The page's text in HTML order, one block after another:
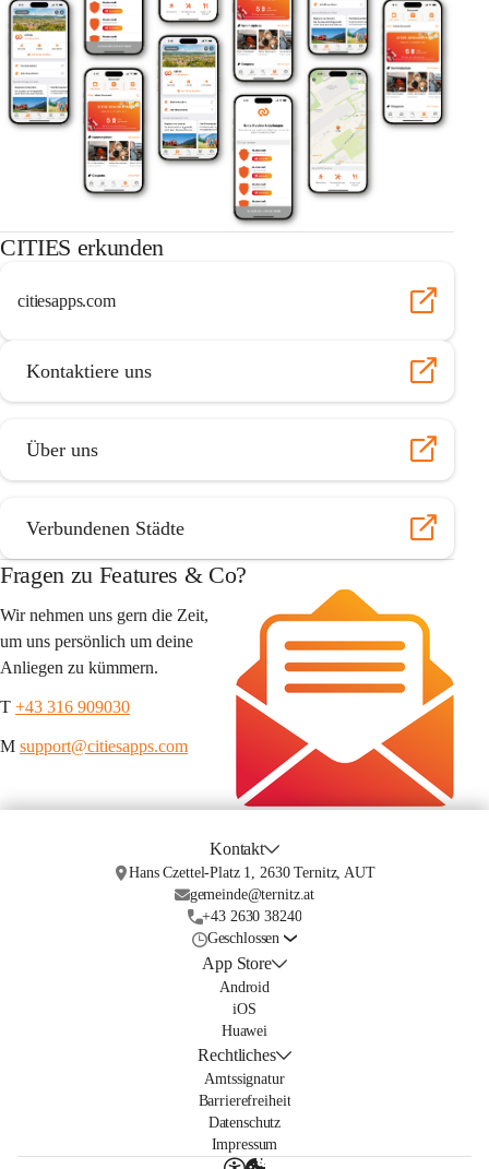
CITIES erkunden
citiesapps.com
Kontaktiere uns
Über uns
Verbundenen Städte
Fragen zu Features & Co?
Wir nehmen uns gern die Zeit,
um uns persönlich um deine
Anliegen zu kümmern.
T +43 316 909030
M support@citiesapps.com
Kontakt
Hans Czettel-Platz 1, 2630 Ternitz, AUT
gemeinde@ternitz.at
+43 2630 38240
Geschlossen
App Store
Android
iOS
Huawei
Rechtliches
Amtssignatur
Barrierefreiheit
Datenschutz
Impressum